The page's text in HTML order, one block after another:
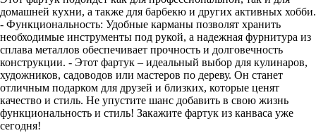
домашней кухни, а также для барбекю и других активных хобби.
- Функциональность: Удобные карманы позволят хранить
необходимые инструменты под рукой, а надежная фурнитура из
сплава металлов обеспечивает прочность и долговечность
конструкции. - Этот фартук – идеальный выбор для кулинаров,
художников, садоводов или мастеров по дереву. Он станет
отличным подарком для друзей и близких, которые ценят
качество и стиль. Не упустите шанс добавить в свою жизнь
функциональность и стиль! Закажите фартук из канваса уже
сегодня!